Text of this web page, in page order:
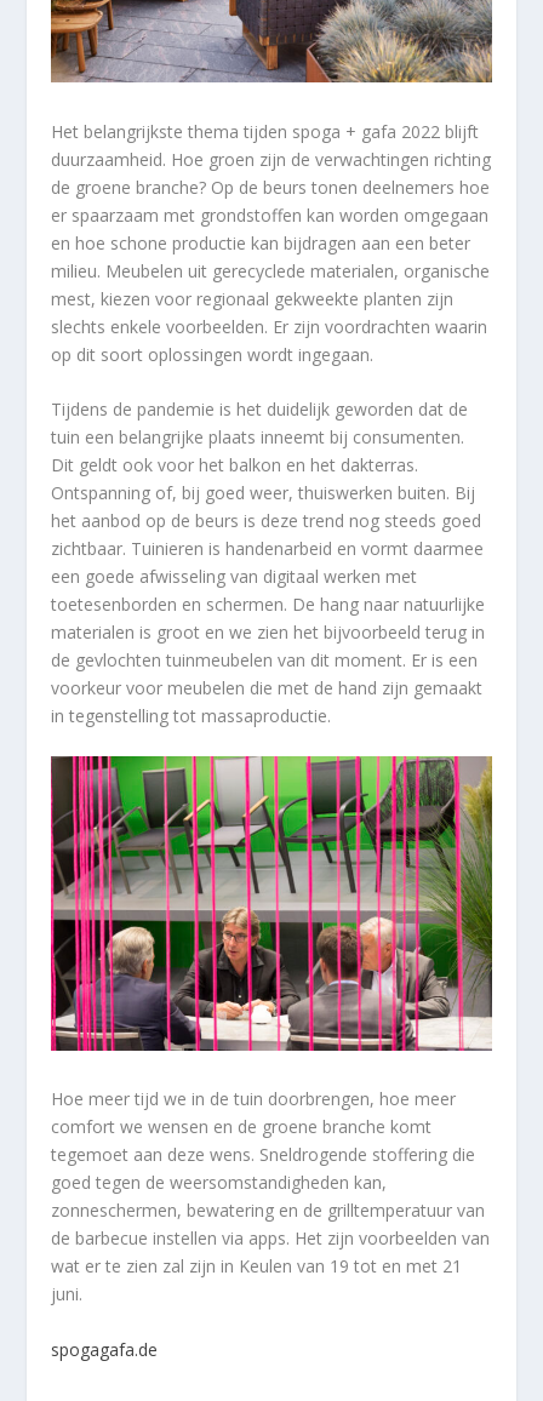
Het belangrijkste thema tijden spoga + gafa 2022 blijft
duurzaamheid. Hoe groen zijn de verwachtingen richting
de groene branche? Op de beurs tonen deelnemers hoe
er spaarzaam met grondstoffen kan worden omgegaan
en hoe schone productie kan bijdragen aan een beter
milieu. Meubelen uit gerecyclede materialen, organische
mest, kiezen voor regionaal gekweekte planten zijn
slechts enkele voorbeelden. Er zijn voordrachten waarin
op dit soort oplossingen wordt ingegaan.
Tijdens de pandemie is het duidelijk geworden dat de
tuin een belangrijke plaats inneemt bij consumenten.
Dit geldt ook voor het balkon en het dakterras.
Ontspanning of, bij goed weer, thuiswerken buiten. Bij
het aanbod op de beurs is deze trend nog steeds goed
zichtbaar. Tuinieren is handenarbeid en vormt daarmee
een goede afwisseling van digitaal werken met
toetesenborden en schermen. De hang naar natuurlijke
materialen is groot en we zien het bijvoorbeeld terug in
de gevlochten tuinmeubelen van dit moment. Er is een
voorkeur voor meubelen die met de hand zijn gemaakt
in tegenstelling tot massaproductie.
Hoe meer tijd we in de tuin doorbrengen, hoe meer
comfort we wensen en de groene branche komt
tegemoet aan deze wens. Sneldrogende stoffering die
goed tegen de weersomstandigheden kan,
zonneschermen, bewatering en de grilltemperatuur van
de barbecue instellen via apps. Het zijn voorbeelden van
wat er te zien zal zijn in Keulen van 19 tot en met 21
juni.
spogagafa.de